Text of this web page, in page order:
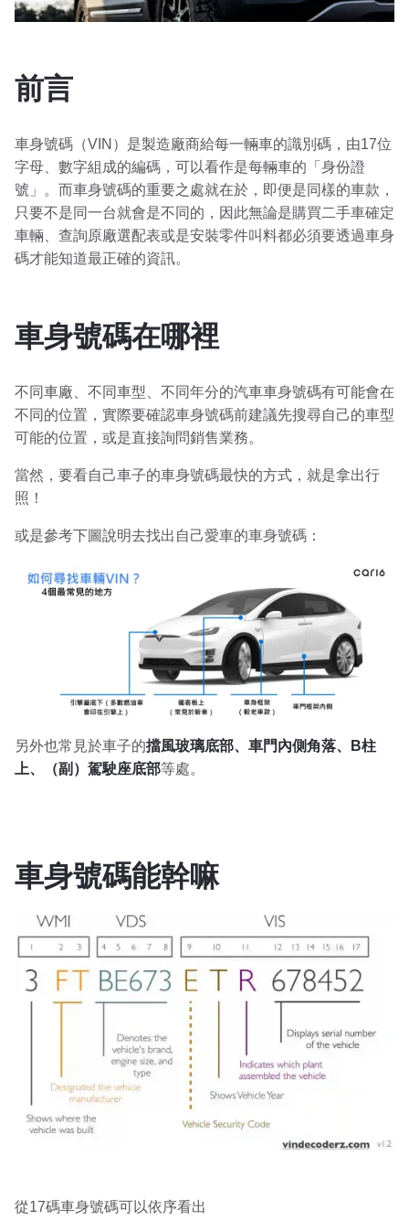
前言
車身號碼（VIN）是製造廠商給每一輛車的識別碼，由17位
字母、數字組成的編碼，可以看作是每輛車的「身份證
號」。而車身號碼的重要之處就在於，即便是同樣的車款，
只要不是同一台就會是不同的，因此無論是購買二手車確定
車輛、查詢原廠選配表或是安裝零件叫料都必須要透過車身
碼才能知道最正確的資訊。
車身號碼在哪裡
不同車廠、不同車型、不同年分的汽車車身號碼有可能會在
不同的位置，實際要確認車身號碼前建議先搜尋自己的車型
可能的位置，或是直接詢問銷售業務。
當然，要看自己車子的車身號碼最快的方式，就是拿出行
照！
或是參考下圖說明去找出自己愛車的車身號碼：
另外也常見於車子的擋風玻璃底部、車門內側角落、B柱
上、（副）駕駛座底部等處。
車身號碼能幹嘛
從17碼車身號碼可以依序看出